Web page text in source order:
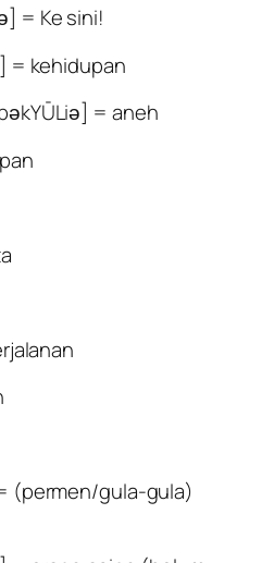
= Ke sini!
= kehidupan
= aneh
(permen/gula-gula)